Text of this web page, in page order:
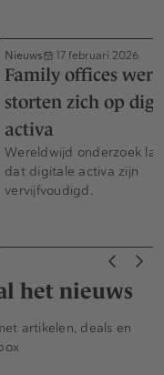
Nieuws 17 februari 2026
Family offices
storten zich op
activa
Wereldwijd onderzoek
dat digitale activa zijn
vervijfvoudigd.
het nieuws
artikelen, deals en